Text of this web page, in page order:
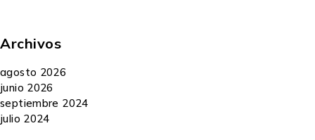
Archivos
agosto 2026
junio 2026
septiembre 2024
julio 2024